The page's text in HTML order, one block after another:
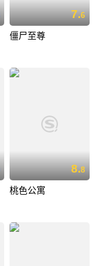
7.6
僵尸至尊
8.8
桃色公寓